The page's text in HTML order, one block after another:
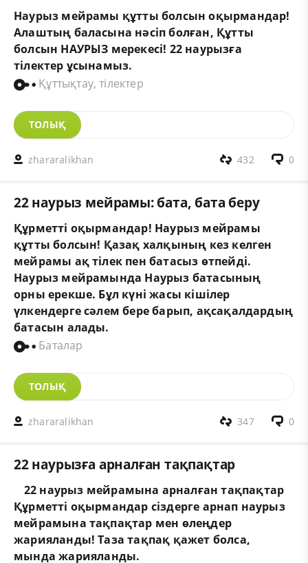
Наурыз мейрамы құтты болсын оқырмандар!
Алаштың баласына нәсіп болған, Құтты
болсын НАУРЫЗ мерекесі! 22 наурызға
тілектер ұсынамыз.
Құттықтау, тілектер
ТОЛЫҚ
zhararalikhan 0
432
22 наурыз мейрамы: бата, бата беру
Құрметті оқырмандар! Наурыз мейрамы
құтты болсын! Қазақ халқының кез келген
мейрамы ақ тілек пен батасыз өтпейді.
Наурыз мейрамында Наурыз батасының
орны ерекше. Бұл күні жасы кішілер
үлкендерге сәлем бере барып, ақсақалдардың
батасын алады.
Баталар
ТОЛЫҚ
zhararalikhan 0
347
22 наурызға арналған тақпақтар
22 наурыз мейрамына арналған тақпақтар
Құрметті оқырмандар сіздерге арнап наурыз
мейрамына тақпақтар мен өлеңдер
жарияланды! Таза тақпақ қажет болса,
мында жарияланды.